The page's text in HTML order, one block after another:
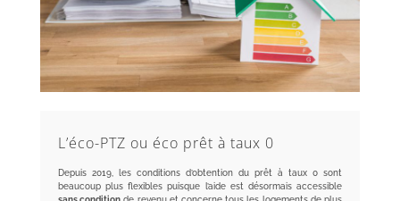
L’éco-PTZ ou éco prêt à taux 0
Depuis 2019, les conditions d’obtention du prêt à taux 0 sont
beaucoup plus flexibles puisque l’aide est désormais accessible